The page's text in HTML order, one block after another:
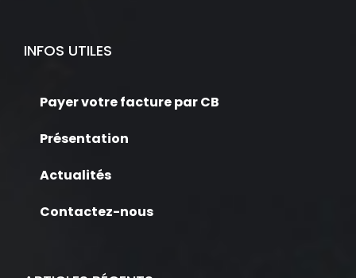
INFOS UTILES
Payer votre facture par CB
Présentation
Actualités
Contactez-nous